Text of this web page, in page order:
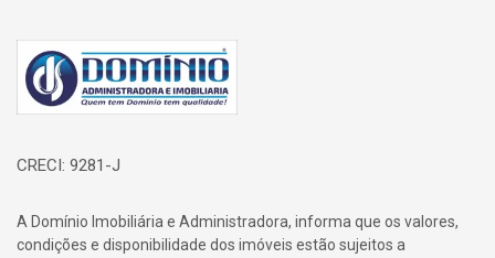
Página inicial
CRECI: 9281-J
A Domínio Imobiliária e Administradora, informa que os valores,
condições e disponibilidade dos imóveis estão sujeitos a